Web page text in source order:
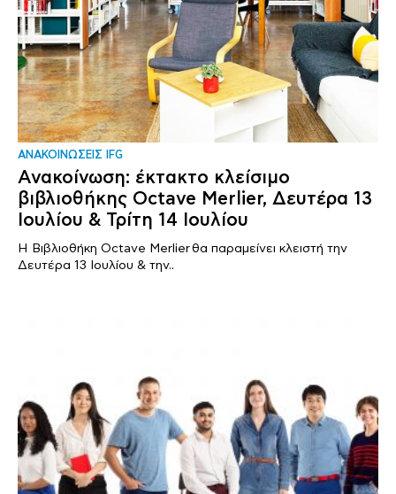
ΑΝΑΚΟΙΝΩΣΕΙΣ IFG
Ανακοίνωση: έκτακτο κλείσιμο
βιβλιοθήκης Octave Merlier, Δευτέρα 13
Ιουλίου & Τρίτη 14 Ιουλίου
Η Βιβλιοθήκη Octave Merlier θα παραμείνει κλειστή την
Δευτέρα 13 Ιουλίου & την..